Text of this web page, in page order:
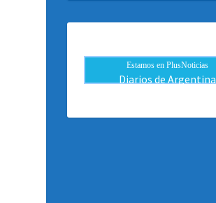
Estamos en PlusNoticias
Diarios de Argentina